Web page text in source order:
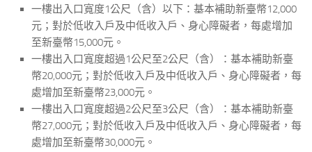
一樓出入口寬度1公尺（含）以下：基本補助新臺幣12,000
元；對於低收入戶及中低收入戶、身心障礙者，每處增加
至新臺幣15,000元。
一樓出入口寬度超過1公尺至2公尺（含）：基本補助新臺
幣20,000元；對於低收入戶及中低收入戶、身心障礙者，每
處增加至新臺幣23,000元。
一樓出入口寬度超過2公尺至3公尺（含）：基本補助新臺
幣27,000元；對於低收入戶及中低收入戶、身心障礙者，每
處增加至新臺幣30,000元。